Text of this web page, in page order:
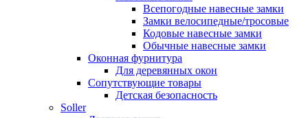
Всепогодные навесные замки
Замки велосипедные/тросовые
Кодовые навесные замки
Обычные навесные замки
Оконная фурнитура
Для деревянных окон
Сопутствующие товары
Детская безопасность
Soller